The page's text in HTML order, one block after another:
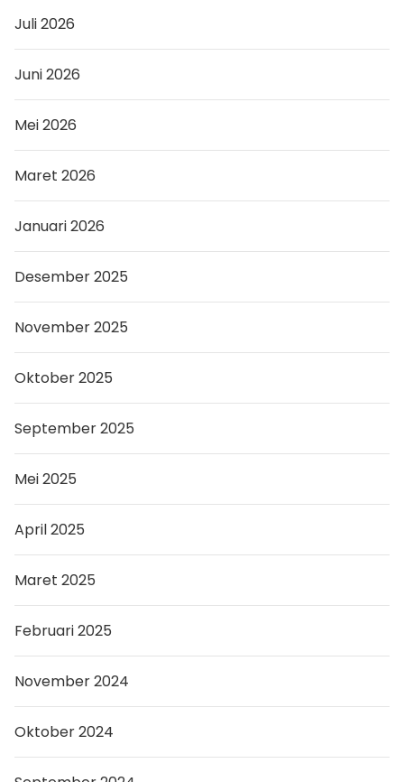
Juli 2026
Juni 2026
Mei 2026
Maret 2026
Januari 2026
Desember 2025
November 2025
Oktober 2025
September 2025
Mei 2025
April 2025
Maret 2025
Februari 2025
November 2024
Oktober 2024